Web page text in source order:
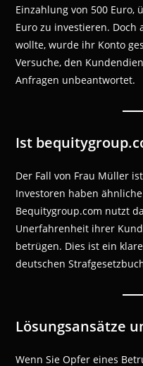
Einzahlung von 500 Euro,
Euro zu investieren.
wollte, wurde ihr Konto
Versuche, den
Anfragen unbeantwortet.
Ist
Der Fall von Frau Müller
Investoren haben
Bequitygroup.com nutzt
Unerfahrenheit ihrer
betrügen. Dies ist ein
deutschen
Lösungsansätze
Wenn Sie Opfer eines